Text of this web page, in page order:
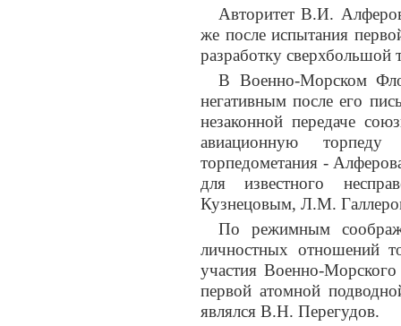
Авторитет В.И.
же после испытания
разработку
В Военно-Морском
негативным после его
незаконной передаче
авиационную
торпедометания -
для известного
Кузнецовым, Л.М.
По режимным
личностных отношений
участия Военно-
первой атомной
являлся В.Н. Перегудов.